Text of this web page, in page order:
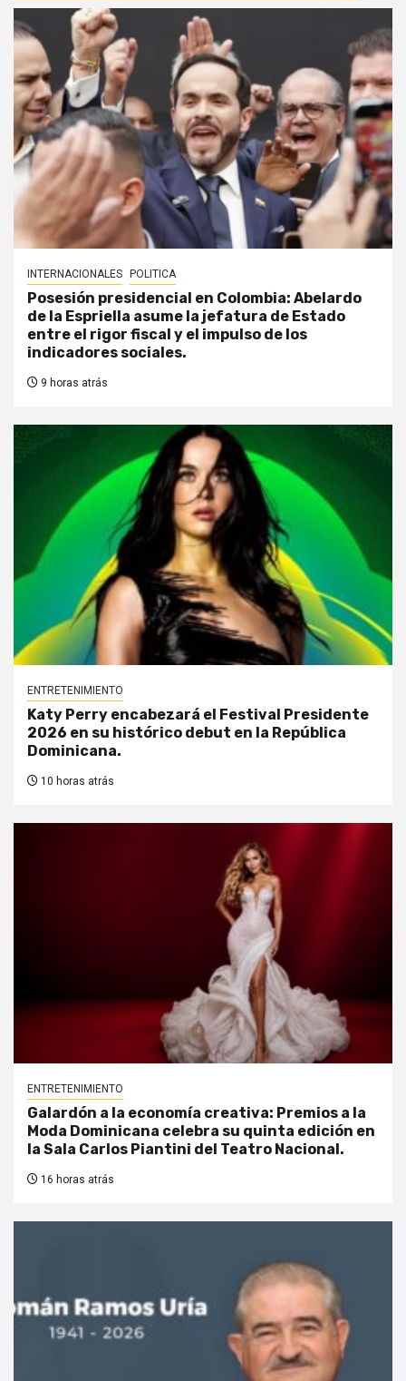
INTERNACIONALES POLITICA
Posesión presidencial en Colombia: Abelardo
de la Espriella asume la jefatura de Estado
entre el rigor fiscal y el impulso de los
indicadores sociales.
9 horas atrás
ENTRETENIMIENTO
Katy Perry encabezará el Festival Presidente
2026 en su histórico debut en la República
Dominicana.
10 horas atrás
ENTRETENIMIENTO
Galardón a la economía creativa: Premios a la
Moda Dominicana celebra su quinta edición en
la Sala Carlos Piantini del Teatro Nacional.
16 horas atrás